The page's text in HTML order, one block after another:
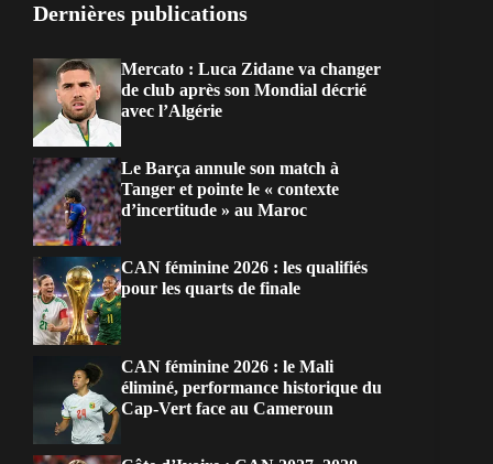
Dernières publications
Mercato : Luca Zidane va changer
de club après son Mondial décrié
avec l’Algérie
Le Barça annule son match à
Tanger et pointe le « contexte
d’incertitude » au Maroc
CAN féminine 2026 : les qualifiés
pour les quarts de finale
CAN féminine 2026 : le Mali
éliminé, performance historique du
Cap-Vert face au Cameroun